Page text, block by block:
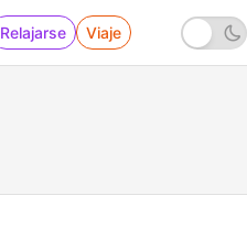
Relajarse Viaje